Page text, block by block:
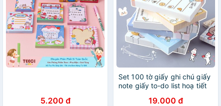
5.200 đ
Set 100 tờ giấy ghi chú giấy
note giấy to-do list hoạ tiết
19.000 đ